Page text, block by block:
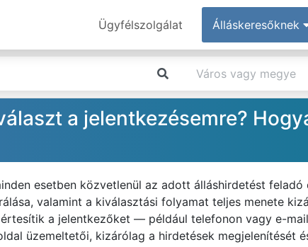
Ügyfélszolgálat Álláskeresőknek
a jelentkezésemre?
esetben közvetlenül az adott álláshirdetést
valamint a kiválasztási folyamat teljes menete
a jelentkezőket — például telefonon vagy e-
üzemeltetői, kizárólag a hirdetések megjelenítését